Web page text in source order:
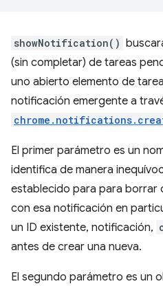
showNotification()
(sin completar) de tareas
uno abierto elemento de
notificación emergente a
El primer parámetro es un
identifica de manera
establecido para para borrar
con esa notificación en
un ID existente, notificación,
antes de crear una nueva.
El segundo parámetro es un